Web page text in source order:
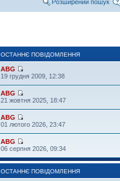
Розширений пошук
ОСТАННЄ ПОВІДОМЛЕННЯ
ABG
19 грудня 2009, 12:38
ABG
21 жовтня 2025, 18:47
ABG
01 лютого 2026, 23:47
ABG
06 серпня 2026, 09:34
ОСТАННЄ ПОВІДОМЛЕННЯ